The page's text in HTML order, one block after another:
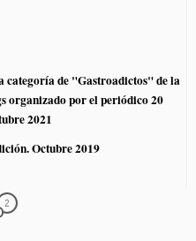
categoría de "Gastroadictos" de la
organizado por el periódico 20
2021
Octubre 2019
2